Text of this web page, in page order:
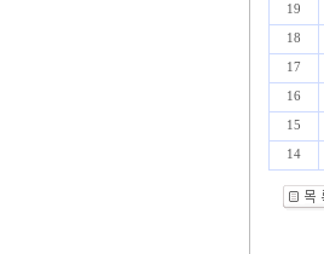
19
18
17
16
15
14